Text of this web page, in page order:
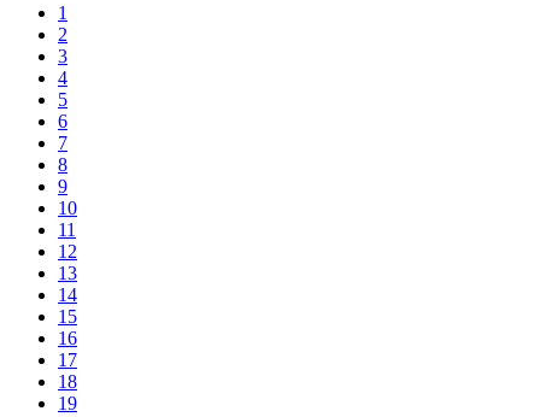
1
2
3
4
5
6
7
8
9
10
11
12
13
14
15
16
17
18
19